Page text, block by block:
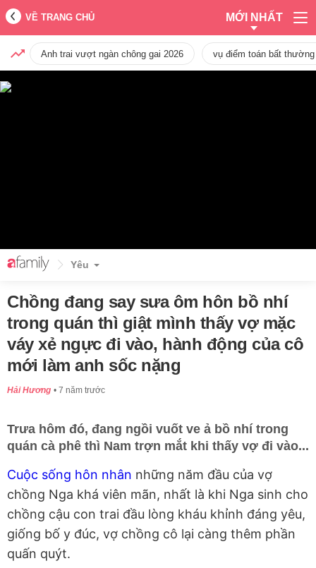
VỀ TRANG CHỦ MỚI NHẤT
Anh trai vượt ngàn chông gai 2026 vụ điểm toán bất
Yêu
Chồng đang say sưa ôm hôn bồ nhí
trong quán thì giật mình thấy vợ mặc
váy xẻ ngực đi vào, hành động của cô
mới làm anh sốc nặng
Hải Hương 7 năm trước
Trưa hôm đó, đang ngồi vuốt ve ả bồ nhí trong
quán cà phê thì Nam trợn mắt khi thấy vợ đi vào...
Cuộc sống hôn nhân những năm đầu của vợ
chồng Nga khá viên mãn, nhất là khi Nga sinh cho
chồng cậu con trai đầu lòng kháu khỉnh đáng yêu,
giống bố y đúc, vợ chồng cô lại càng thêm phần
quấn quýt.